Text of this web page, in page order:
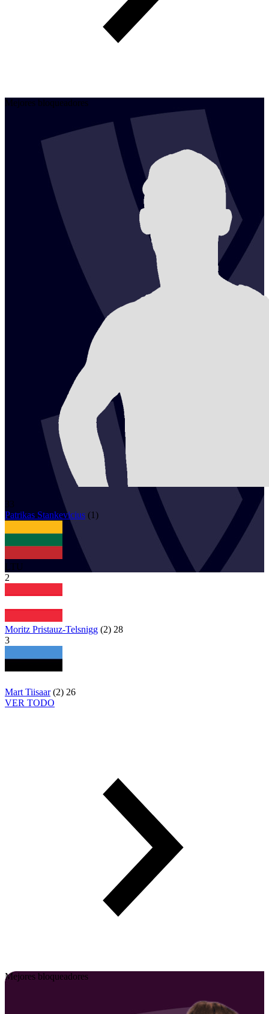
Mejores bloqueadores
33
Patrikas Stankevicius (1 )
LTU
2
Moritz Pristauz-Telsnigg (2) 28
3
Mart Tiisaar (2) 26
VER TODO
Mejores bloqueadores